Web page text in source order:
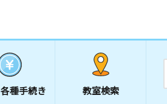
各種手続き 教室検索